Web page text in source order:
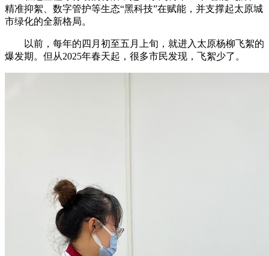
CCTV.节目官网 直播 节目单 栏目 片库 热播榜
精准抑絮、数字管护等生态“黑科技”在赋能，并支撑起太原城
市绿化的全新格局。
以前，每年的四月初至五月上旬，就进入太原杨柳飞絮的
爆发期。但从2025年春天起，很多市民发现，飞絮少了。